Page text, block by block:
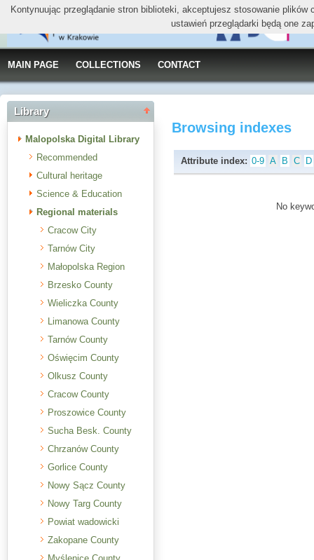
MAIN PAGE COLLECTIONS CONTACT
Library
Malopolska Digital Library
Recommended
Cultural heritage
Science & Education
Regional materials
Cracow City
Tarnów City
Małopolska Region
Brzesko County
Wieliczka County
Limanowa County
Tarnów County
Oświęcim County
Olkusz County
Cracow County
Proszowice County
Sucha Besk. County
Chrzanów County
Gorlice County
Nowy Sącz County
Nowy Targ County
Powiat wadowicki
Zakopane County
Browsing indexes
Attribute index: 0-9 A B C D
No
Kontynuując przeglądanie stron biblioteki, akceptujesz stosowanie
ustawień przeglądarki będą one